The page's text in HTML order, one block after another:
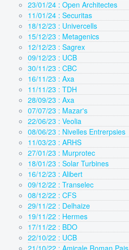
23/01/24 : Open Architectes
11/01/24 : Securitas
18/12/23 : Univercells
15/12/23 : Metagenics
12/12/23 : Sagrex
09/12/23 : UCB
30/11/23 : CBC
16/11/23 : Axa
11/11/23 : TDH
28/09/23 : Axa
07/07/23 : Mazar's
22/06/23 : Veolia
08/06/23 : Nivelles Entrerpsies
11/03/23 : ARHS
27/01/23 : Murprotec
18/01/23 : Solar Turbines
16/12/23 : Alibert
09/12/22 : Transelec
08/12/22 : CFS
29/11/22 : Delhaize
19/11/22 : Hermes
17/11/22 : BDO
22/10/22 : UCB
21/10/22 : Amicale Roman Pais